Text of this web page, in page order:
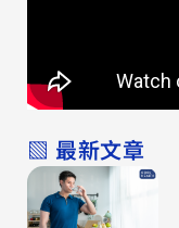
▧ 最新文章